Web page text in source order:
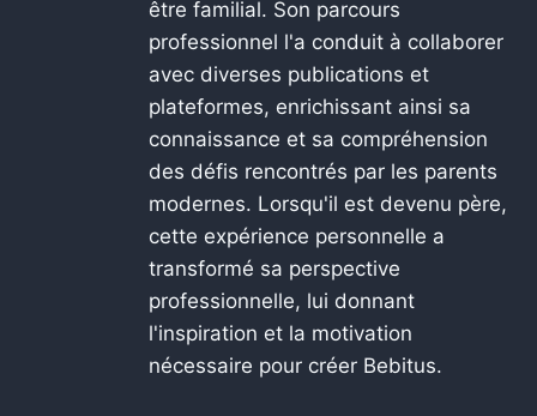
être familial. Son parcours
professionnel l'a conduit à collaborer
avec diverses publications et
plateformes, enrichissant ainsi sa
connaissance et sa compréhension
des défis rencontrés par les parents
modernes. Lorsqu'il est devenu père,
cette expérience personnelle a
transformé sa perspective
professionnelle, lui donnant
l'inspiration et la motivation
nécessaire pour créer Bebitus.